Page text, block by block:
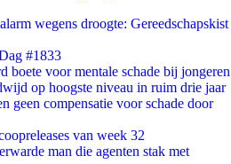
wegens droogte: Gereedschapskist
#1833
boete voor mentale schade bij jongeren
op hoogste niveau in ruim drie jaar
geen compensatie voor schade door
van week 32
man die agenten stak met